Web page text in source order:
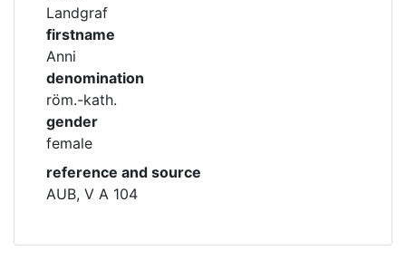
Landgraf
firstname
Anni
denomination
röm.-kath.
gender
female
reference and source
AUB, V A 104